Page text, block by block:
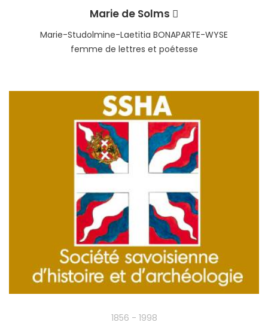
Marie de Solms
Marie-Studolmine-Laetitia BONAPARTE-WYSE
femme de lettres et poétesse
1856 - 1998